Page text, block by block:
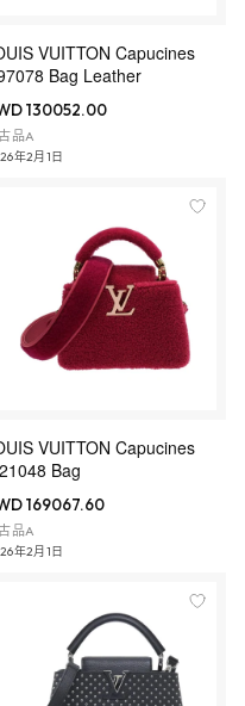
VUITTON Capucines
Bag Leather
130052.00
品A
年2月1日
VUITTON Capucines
Bag
169067.60
品A
年2月1日